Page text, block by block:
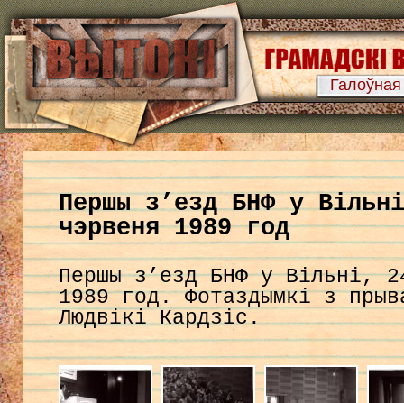
Галоўная
Першы з’езд БНФ у
чэрвеня 1989 год
Першы з’езд БНФ у Вільні,
1989 год. Фотаздымкі з
Людвікі Кардзіс.